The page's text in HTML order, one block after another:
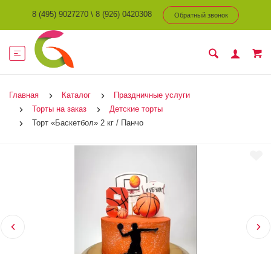
8 (495) 9027270 \ 8 (926) 0420308 Обратный звонок
Главная Каталог
Праздничные услуги
Торты на заказ
Детские торты
Торт «Баскетбол» 2 кг / Панчо